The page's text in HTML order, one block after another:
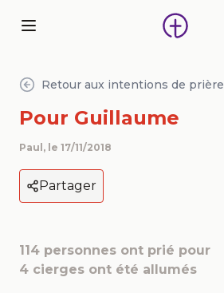
Retour aux intentions de prière
Pour Guillaume
Paul , le 17/11/2018
Partager
114 personnes ont prié pour
4 cierges ont été allumés